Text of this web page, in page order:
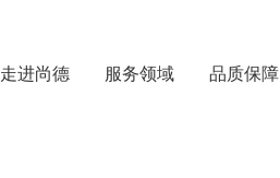
走进尚德 服务领域 品质保障